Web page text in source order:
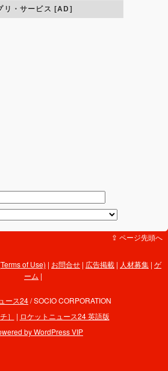
リ・サービス [AD]
⇪ ページ先頭へ
of Use) | お問合せ | 広告掲載 | 人材募集 | ゲ
ーム |
ース24/ SOCIO CORPORATION
］
| ロケットニュース24 英語版